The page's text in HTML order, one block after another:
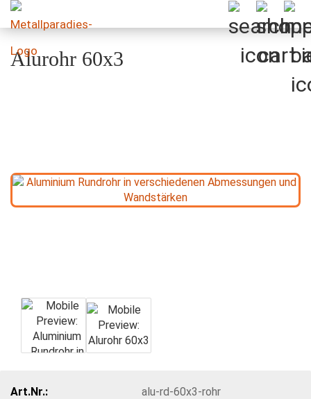
Alurohr 60x3
Art.Nr.:
alu-rd-60x3-rohr